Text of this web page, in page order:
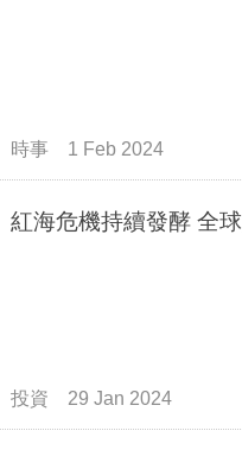
時事 1 Feb 2024
紅海危機持續發酵 全
投資 29 Jan 2024